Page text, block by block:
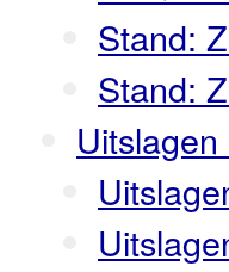
Stand:
Stand: